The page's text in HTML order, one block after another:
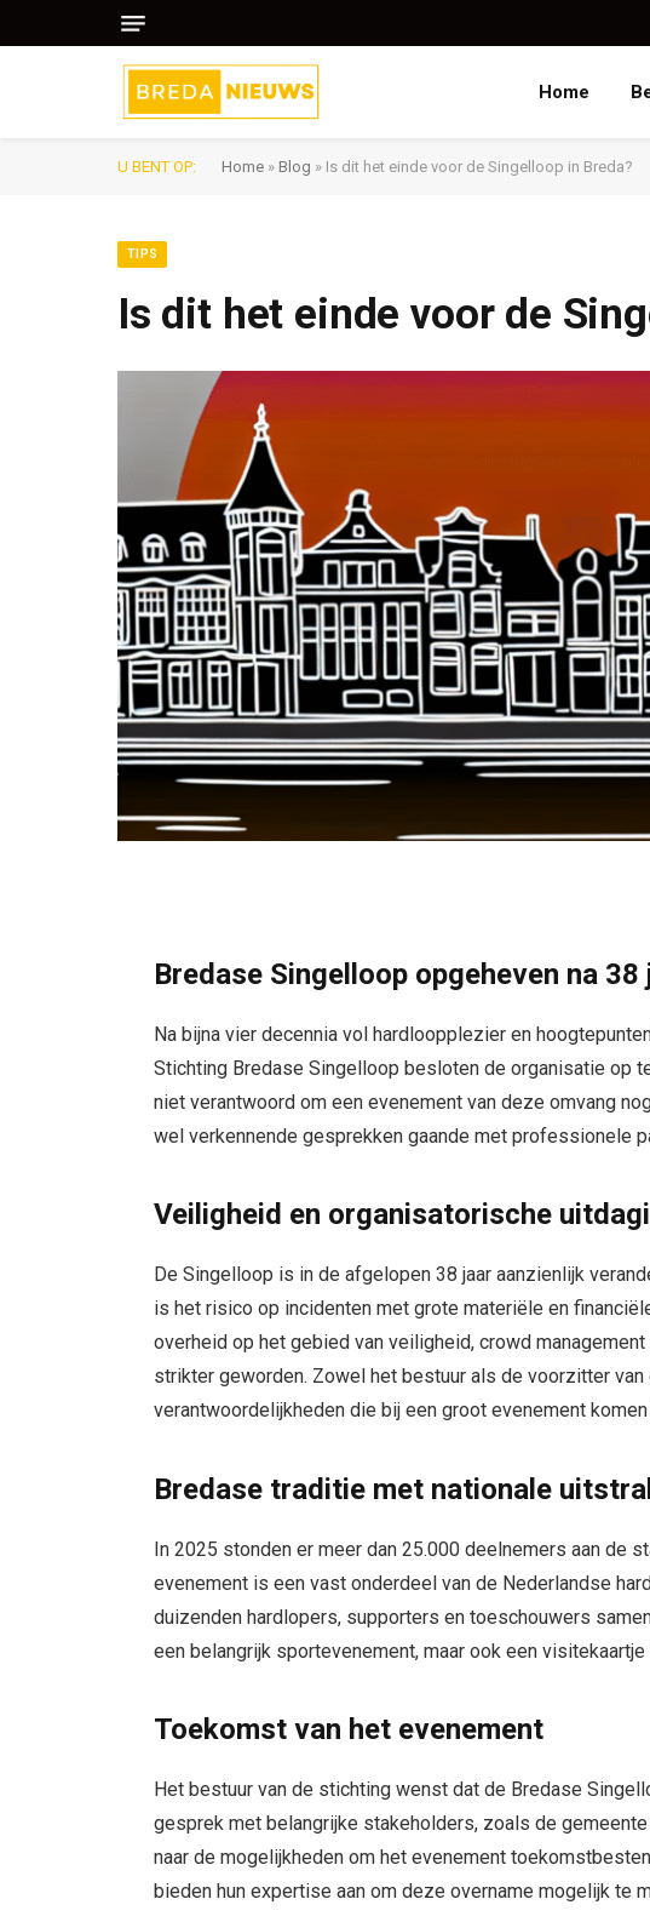
Home
U BENT OP: Home » Blog » Is dit het einde voor de Singelloop in Breda?
TIPS
Is dit het einde voor de
Bredase Singelloop opgeheven na 38
Na bijna vier decennia vol hardloopplezier en
Stichting Bredase Singelloop besloten de organisatie op
niet verantwoord om een evenement van deze omvang
wel verkennende gesprekken gaande met professionele
Veiligheid en organisatorische
De Singelloop is in de afgelopen 38 jaar aanzienlijk
is het risico op incidenten met grote materiële en
overheid op het gebied van veiligheid, crowd
strikter geworden. Zowel het bestuur als de voorzitter
verantwoordelijkheden die bij een groot evenement komen
Bredase traditie met nationale
In 2025 stonden er meer dan 25.000 deelnemers aan de
evenement is een vast onderdeel van de Nederlandse
duizenden hardlopers, supporters en toeschouwers
een belangrijk sportevenement, maar ook een
Toekomst van het evenement
Het bestuur van de stichting wenst dat de Bredase
gesprek met belangrijke stakeholders, zoals de
naar de mogelijkheden om het evenement
bieden hun expertise aan om deze overname mogelijk te